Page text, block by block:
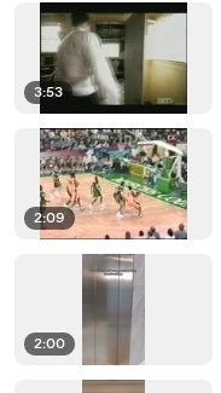
3:53
2:09
2:00